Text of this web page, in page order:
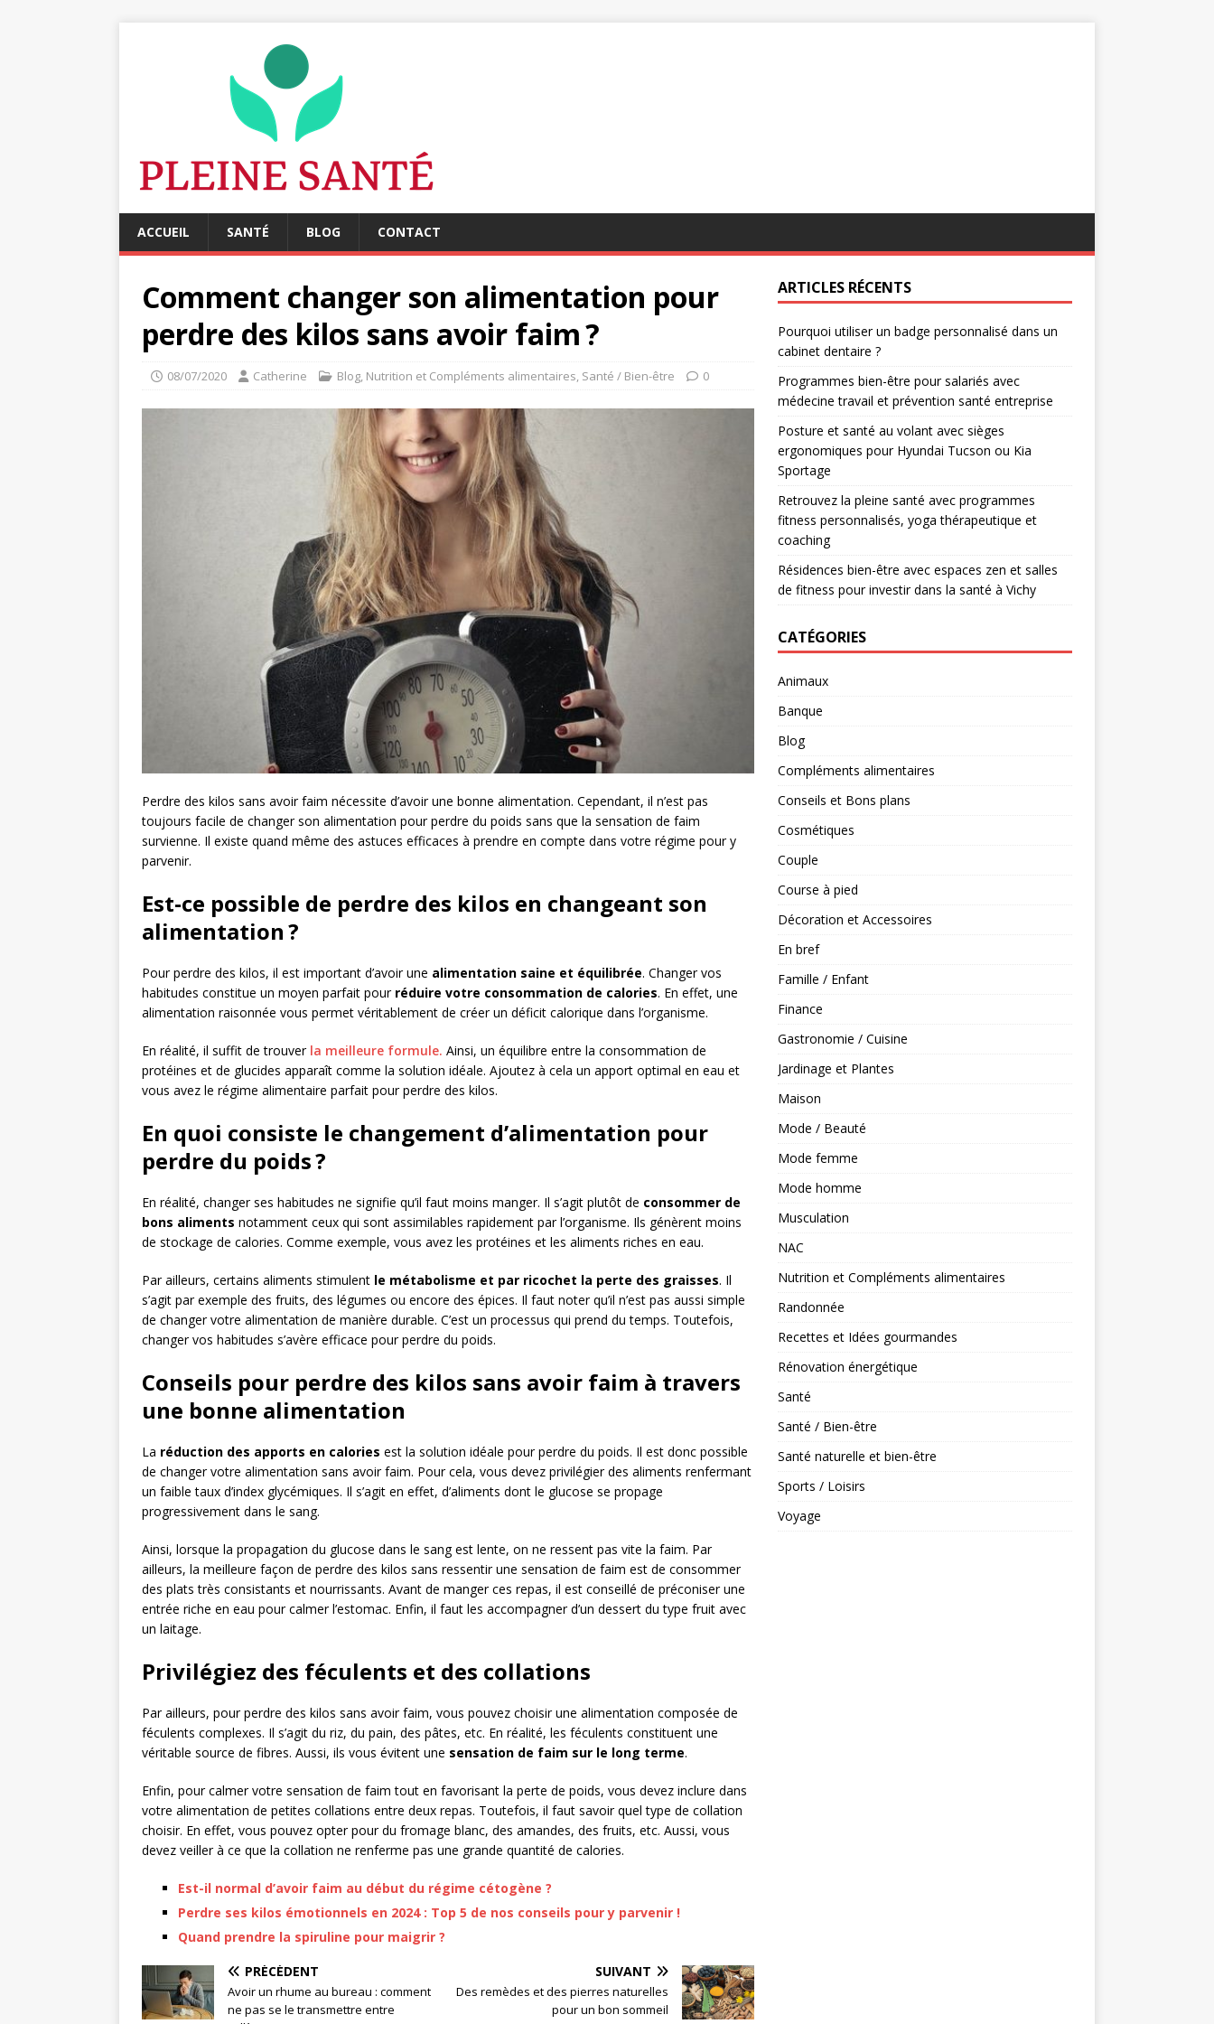
ACCUEIL SANTÉ BLOG CONTACT
Comment changer son alimentation pour
perdre des kilos sans avoir faim ?
08/07/2020 Catherine Blog, Nutrition et Compléments alimentaires, Santé / Bien-être 0
Perdre des kilos sans avoir faim nécessite d’avoir une bonne alimentation. Cependant, il n’est pas
toujours facile de changer son alimentation pour perdre du poids sans que la sensation de faim
survienne. Il existe quand même des astuces efficaces à prendre en compte dans votre régime pour y
parvenir.
Est-ce possible de perdre des kilos en changeant son
alimentation ?
Pour perdre des kilos, il est important d’avoir une alimentation saine et équilibrée. Changer vos
habitudes constitue un moyen parfait pour réduire votre consommation de calories. En effet, une
alimentation raisonnée vous permet véritablement de créer un déficit calorique dans l’organisme.
En réalité, il suffit de trouver la meilleure formule. Ainsi, un équilibre entre la consommation de
protéines et de glucides apparaît comme la solution idéale. Ajoutez à cela un apport optimal en eau et
vous avez le régime alimentaire parfait pour perdre des kilos.
En quoi consiste le changement d’alimentation pour
perdre du poids ?
En réalité, changer ses habitudes ne signifie qu’il faut moins manger. Il s’agit plutôt de consommer de
bons aliments notamment ceux qui sont assimilables rapidement par l’organisme. Ils génèrent moins
de stockage de calories. Comme exemple, vous avez les protéines et les aliments riches en eau.
Par ailleurs, certains aliments stimulent le métabolisme et par ricochet la perte des graisses. Il
s’agit par exemple des fruits, des légumes ou encore des épices. Il faut noter qu’il n’est pas aussi simple
de changer votre alimentation de manière durable. C’est un processus qui prend du temps. Toutefois,
changer vos habitudes s’avère efficace pour perdre du poids.
Conseils pour perdre des kilos sans avoir faim à travers
une bonne alimentation
La réduction des apports en calories est la solution idéale pour perdre du poids. Il est donc possible
de changer votre alimentation sans avoir faim. Pour cela, vous devez privilégier des aliments renfermant
un faible taux d’index glycémiques. Il s’agit en effet, d’aliments dont le glucose se propage
progressivement dans le sang.
Ainsi, lorsque la propagation du glucose dans le sang est lente, on ne ressent pas vite la faim. Par
ailleurs, la meilleure façon de perdre des kilos sans ressentir une sensation de faim est de consommer
des plats très consistants et nourrissants. Avant de manger ces repas, il est conseillé de préconiser une
entrée riche en eau pour calmer l’estomac. Enfin, il faut les accompagner d’un dessert du type fruit avec
un laitage.
Privilégiez des féculents et des collations
Par ailleurs, pour perdre des kilos sans avoir faim, vous pouvez choisir une alimentation composée de
féculents complexes. Il s’agit du riz, du pain, des pâtes, etc. En réalité, les féculents constituent une
véritable source de fibres. Aussi, ils vous évitent une sensation de faim sur le long terme.
Enfin, pour calmer votre sensation de faim tout en favorisant la perte de poids, vous devez inclure dans
votre alimentation de petites collations entre deux repas. Toutefois, il faut savoir quel type de collation
choisir. En effet, vous pouvez opter pour du fromage blanc, des amandes, des fruits, etc. Aussi, vous
devez veiller à ce que la collation ne renferme pas une grande quantité de calories.
Est-il normal d’avoir faim au début du régime cétogène ?
Perdre ses kilos émotionnels en 2024 : Top 5 de nos conseils pour y parvenir !
Quand prendre la spiruline pour maigrir ?
PRÉCÉDENT
Avoir un rhume au bureau : comment
ne pas se le transmettre entre
SUIVANT
Des remèdes et des pierres naturelles
pour un bon sommeil
ARTICLES RÉCENTS
Pourquoi utiliser un badge personnalisé dans un
cabinet dentaire ?
Programmes bien-être pour salariés avec
médecine travail et prévention santé entreprise
Posture et santé au volant avec sièges
ergonomiques pour Hyundai Tucson ou Kia
Sportage
Retrouvez la pleine santé avec programmes
fitness personnalisés, yoga thérapeutique et
coaching
Résidences bien-être avec espaces zen et salles
de fitness pour investir dans la santé à Vichy
CATÉGORIES
Animaux
Banque
Blog
Compléments alimentaires
Conseils et Bons plans
Cosmétiques
Couple
Course à pied
Décoration et Accessoires
En bref
Famille / Enfant
Finance
Gastronomie / Cuisine
Jardinage et Plantes
Maison
Mode / Beauté
Mode femme
Mode homme
Musculation
NAC
Nutrition et Compléments alimentaires
Randonnée
Recettes et Idées gourmandes
Rénovation énergétique
Santé
Santé / Bien-être
Santé naturelle et bien-être
Sports / Loisirs
Voyage